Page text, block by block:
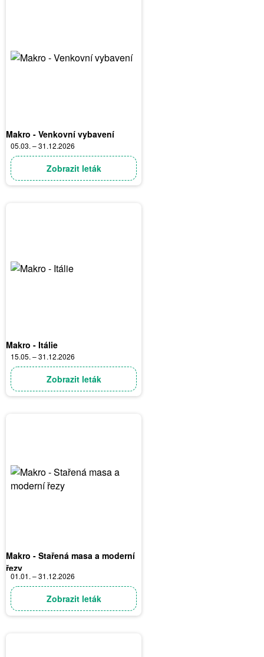
Makro - Venkovní vybavení
05.03. – 31.12.2026
Zobrazit leták
Makro - Itálie
15.05. – 31.12.2026
Zobrazit leták
Makro - Stařená masa a moderní
řezy
01.01. – 31.12.2026
Zobrazit leták